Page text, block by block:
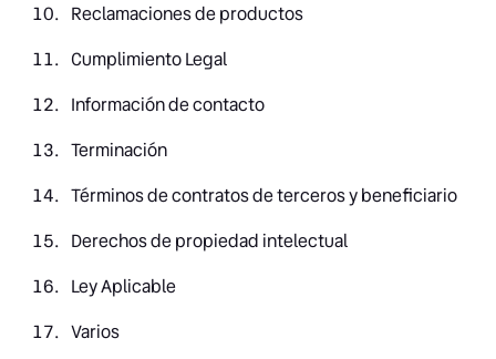
Reclamaciones de productos
Cumplimiento Legal
Información de contacto
Terminación
Términos de contratos de terceros y beneficiario
Derechos de propiedad intelectual
Ley Aplicable
Varios